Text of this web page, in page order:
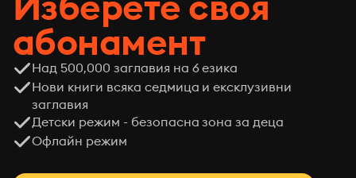
абонамент
Над 500,000 заглавия на 6 езика
Нови книги всяка седмица и ексклузивни
заглавия
Детски режим - безопасна зона за деца
Офлайн режим